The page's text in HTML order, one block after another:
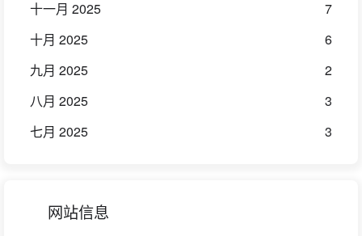
十一月 2025
7
十月 2025
6
九月 2025
2
八月 2025
3
七月 2025
3
网站信息